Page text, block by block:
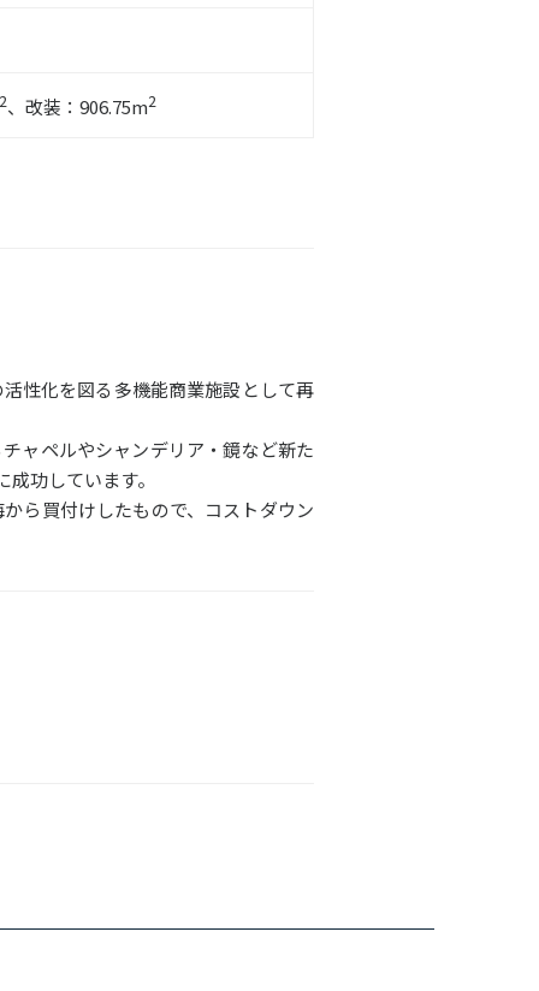
、改装：906.75m2
性化を図る多機能商業施設として再
ャペルやシャンデリア・鏡など新た
功しています。
ら買付けしたもので、コストダウン